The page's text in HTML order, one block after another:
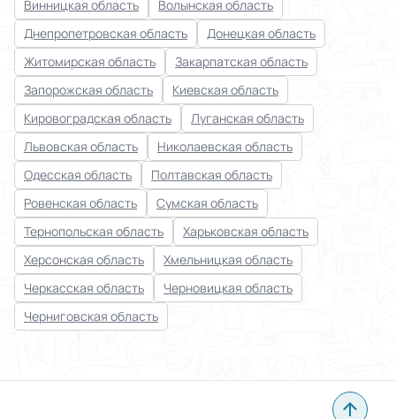
Винницкая область
Волынская область
Днепропетровская область
Донецкая область
Житомирская область
Закарпатская область
Запорожская область
Киевская область
Кировоградская область
Луганская область
Львовская область
Николаевская область
Одесская область
Полтавская область
Ровенская область
Сумская область
Тернопольская область
Харьковская область
Херсонская область
Хмельницкая область
Черкасская область
Черновицкая область
Черниговская область